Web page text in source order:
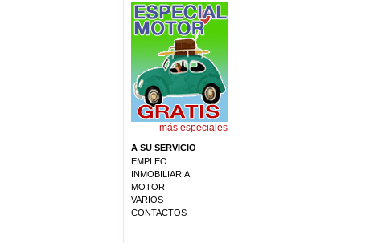
más especiales
A SU SERVICIO
EMPLEO
INMOBILIARIA
MOTOR
VARIOS
CONTACTOS